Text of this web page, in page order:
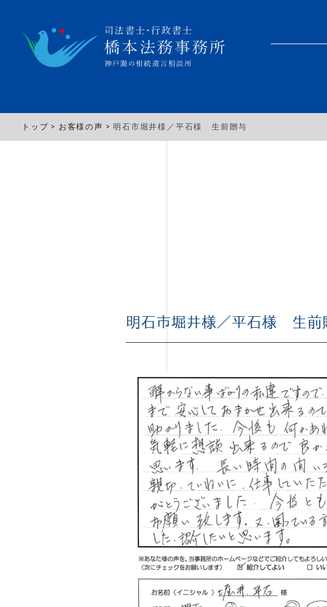
トップ > お客様の声 > 明石市堀井様／平石様 生前贈与
明石市堀井様／平石様 生前